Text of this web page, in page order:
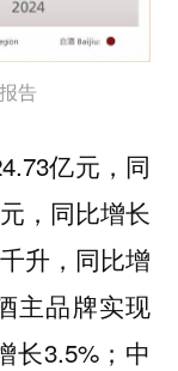
告
亿元，同
，同比增长
升，同比增
主品牌实现
长3.5%；中